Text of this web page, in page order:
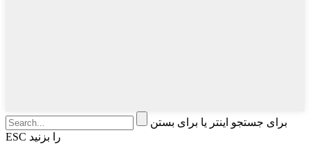
برای جستجو اینتر یا برای بستن
ESC را بزنید